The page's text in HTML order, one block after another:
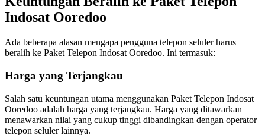
Indosat Ooredoo
Ada beberapa alasan mengapa pengguna telepon seluler harus
beralih ke Paket Telepon Indosat Ooredoo. Ini termasuk:
Harga yang Terjangkau
Salah satu keuntungan utama menggunakan Paket Telepon Indosat
Ooredoo adalah harga yang terjangkau. Harga yang ditawarkan
menawarkan nilai yang cukup tinggi dibandingkan dengan operator
telepon seluler lainnya.